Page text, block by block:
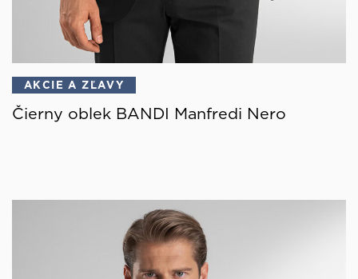
AKCIE A ZĽAVY
Čierny oblek BANDI Manfredi Nero